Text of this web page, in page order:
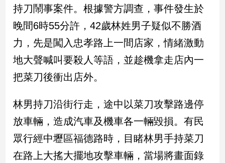
地
產
品
觀
點
政
治
政
治
焦
持刀鬧事案件。根據警方調查，事件發生於
晚間6時55分許，42歲林姓男子疑似不勝酒
力，先是闖入忠孝路上一間店家，情緒激動
地大聲喊叫要殺人等語，並趁機拿走店內一
把菜刀後衝出店外。
林男持刀沿街行走，途中以菜刀攻擊路邊停
放車輛，造成汽車及機車各一輛毀損。有民
眾行經中壢區福德路時，目睹林男手持菜刀
在路上大搖大擺地攻擊車輛，當場將畫面錄